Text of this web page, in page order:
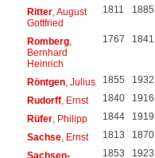
Ritter, August
Gottfried
1811 1885
Romberg,
Bernhard
Heinrich
1767 1841
Röntgen, Julius 1855 1932
Rudorff, Ernst 1840 1916
Rüfer, Philipp 1844 1919
Sachse, Ernst 1813 1870
Sachsen-
1853 1923